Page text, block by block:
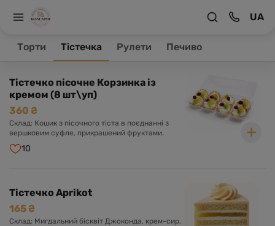
UA
Торти Тістечка Рулети Печиво
На головну
Тістечка
Тістечко пісочне Корзинка із
кремом (8 шт\уп)
360 ₴
Склад: Кошик з пісочного тіста в поєднанні з
вершковим суфле, прикрашений фруктами.
10
Тістечко Aprikot
165 ₴
Склад: Мигдальний бісквіт Джоконда, крем-сир,